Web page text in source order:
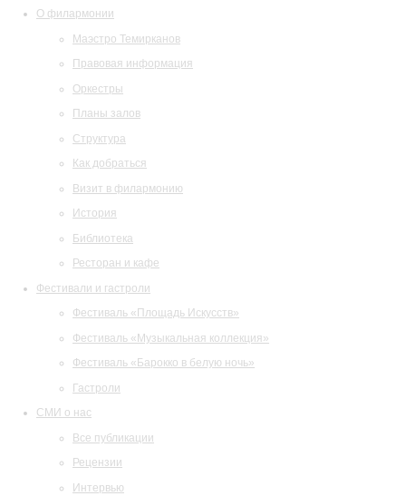
О филармонии
Маэстро Темирканов
Правовая информация
Оркестры
Планы залов
Структура
Как добраться
Визит в филармонию
История
Библиотека
Ресторан и кафе
Фестивали и гастроли
Фестиваль «Площадь Искусств»
Фестиваль «Музыкальная коллекция»
Фестиваль «Барокко в белую ночь»
Гастроли
СМИ о нас
Все публикации
Рецензии
Интервью